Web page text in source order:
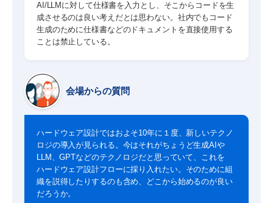
AI/LLMに対して仕様書を入力とし、そこからコードを生
成させるのは良い考えだとは思わない。社内でもコード
生成のために仕様書などのドキュメントを直接使用する
ことは禁止している。
会場からの質問
ハードウェア設計ではおよそ10年に１度、新しいテクノ
ロジの導入が見られる。今はそれがちょうど生成AIや
LLM、GPTなどのテクノロジだと思っていて、これを
ハードウェア設計フローに採り入れたい。そのために組
織を説得したりするのも含め、どこから始めるのが良い
だろうか。